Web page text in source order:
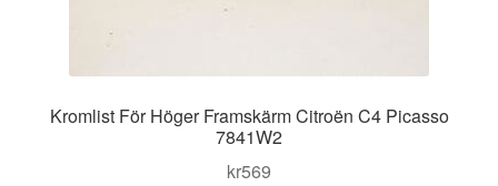
Kromlist För Höger Framskärm Citroën C4 Picasso
7841W2
kr569